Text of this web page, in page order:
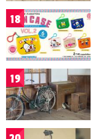
18
19